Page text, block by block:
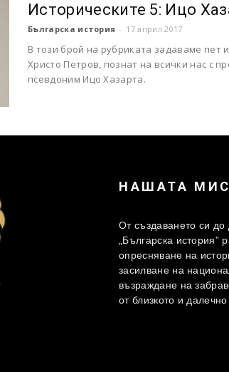
Историческите 5: Ицо
Българска история - 17 април 2017
В този брой на рубриката задаваме пет
Христо Петров, познат на всички нас с
псевдоним Ицо Хазарта.
НАШАТА
От създаването си
„Българска история”
опресняване на
засилване на
възраждане на
от близкото и